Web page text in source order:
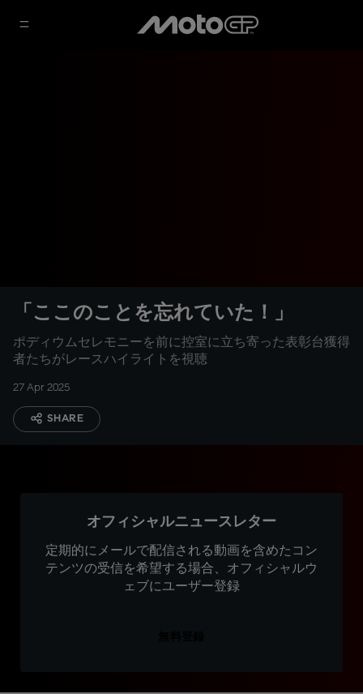
「ここのことを忘れていた！」
ポディウムセレモニーを前に控室に立ち寄った表彰台獲得
者たちがレースハイライトを視聴
27 Apr 2025
SHARE
オフィシャルニュースレター
定期的にメールで配信される動画を含めたコン
テンツの受信を希望する場合、オフィシャルウ
ェブにユーザー登録